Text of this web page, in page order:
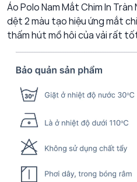
Áo Polo Nam Mắt Chim In
dệt 2 màu tạo hiệu ứng mắt
thấm hút mồ hôi của vải rất